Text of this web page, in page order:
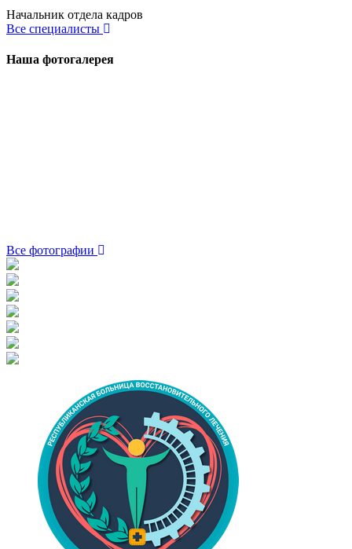
Начальник отдела кадров
Все специалисты
Наша фотогалерея
Все фотографии